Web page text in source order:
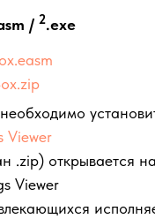
/ 2.exe
Viewer
.zip) открывается
Viewer